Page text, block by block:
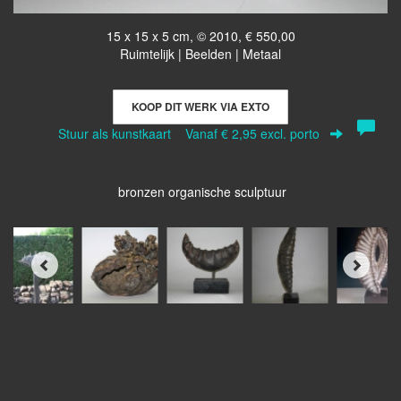
15 x 15 x 5 cm, © 2010, € 550,00
Ruimtelijk | Beelden | Metaal
KOOP DIT WERK VIA EXTO
Stuur als kunstkaart Vanaf € 2,95 excl. porto
bronzen organische sculptuur